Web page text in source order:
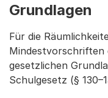
Grundlagen
Für die
Mindestvorschriften
gesetzlichen
Schulgesetz (§